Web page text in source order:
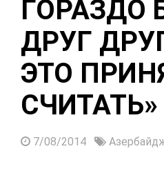
ГОРАЗДО
ДРУГ
ЭТО
СЧИТАТЬ»
7/08/2014